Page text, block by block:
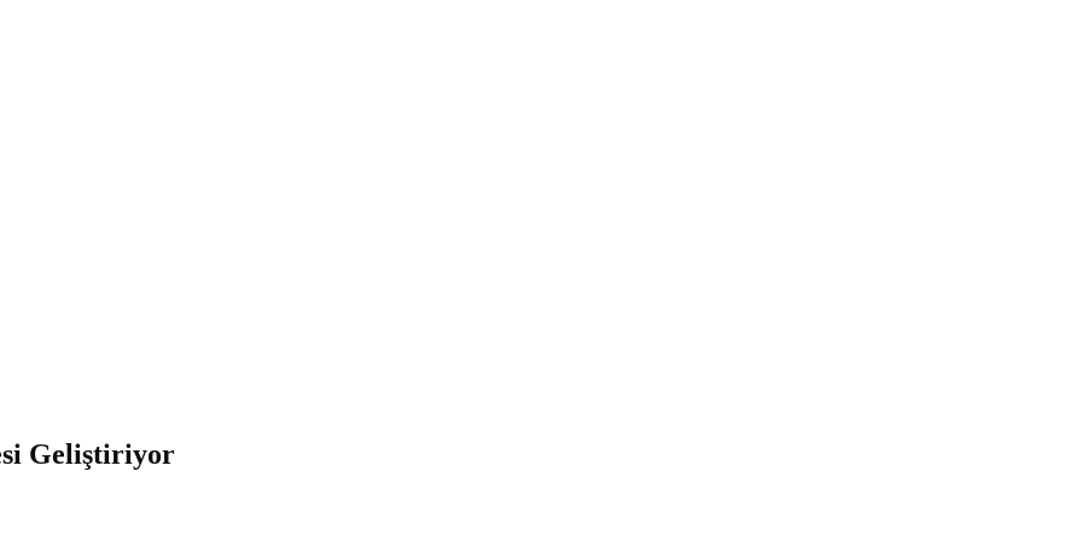
Geliştiriyor